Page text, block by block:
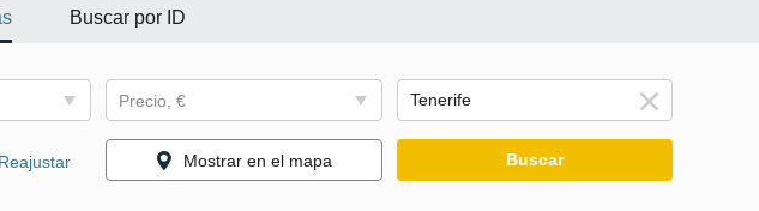
Buscar por ID
Precio, €
Reajustar Mostrar en el mapa Buscar